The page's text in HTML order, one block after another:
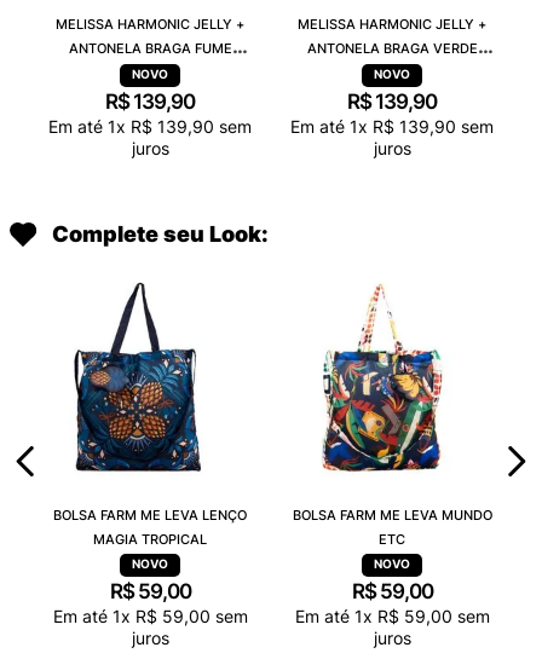
MELISSA HARMONIC JELLY +
ANTONELA BRAGA FUME
TRANSPARENTE 38263
R$ 139,90
Em até 1x R$ 139,90 sem
juros
MELISSA HARMONIC JELLY +
ANTONELA BRAGA VERDE
TRANSPARENTE 38263
R$ 139,90
Em até 1x R$ 139,90 sem
juros
Complete seu Look:
BOLSA FARM ME LEVA LENÇO
MAGIA TROPICAL
R$ 59,00
Em até 1x R$ 59,00 sem
juros
BOLSA FARM ME LEVA MUNDO
ETC
R$ 59,00
Em até 1x R$ 59,00 sem
juros